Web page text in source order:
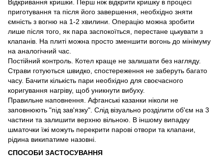
Відкривання кришки. Перш ніж відкрити кришку в процесі
приготування та після його завершення, необхідно зняти
ємність з вогню на 1-2 хвилини. Операцію можна зробити
лише після того, як пара заспокоїться, перестане цькувати з
клапанів. На плиті можна просто зменшити вогонь до мінімуму
на аналогічний час.
Постійний контроль. Котел краще не залишати без нагляду.
Страви готуються швидко, спостереження не заберуть багато
часу. Бачити кількість пари необхідно для своєчасного
коригування нагріву, щоб уникнути вибуху.
Правильне наповнення. Афганські казанки ніколи не
заповнюють "під зав'язку". Слід візуально розділити об'єм на 3
частини та залишити верхню вільною. В іншому випадку
шматочки їжі можуть перекрити парові отвори та клапани,
рідина википатиме назовні.
СПОСОБИ ЗАСТОСУВАННЯ